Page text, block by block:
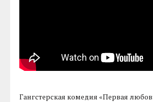
Гангстерская комедия «Первая